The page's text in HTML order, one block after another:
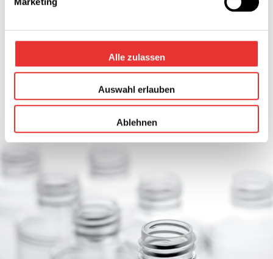
Alle zulassen
Auswahl erlauben
Ablehnen